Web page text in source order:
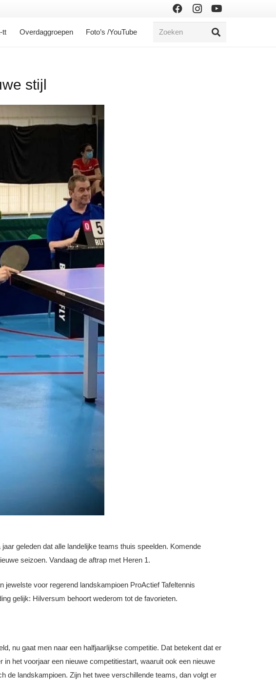
tt Overdaggroepen Foto’s /YouTube
stijl
geleden dat alle landelijke teams thuis speelden. Komende
seizoen. Vandaag de aftrap met Heren 1.
voor regerend landskampioen ProActief Tafeltennis
gelijk: Hilversum behoort wederom tot de favorieten.
nu gaat men naar een halfjaarlijkse competitie. Dat betekent dat er
het voorjaar een nieuwe competitiestart, waaruit ook een nieuwe
de landskampioen. Zijn het twee verschillende teams, dan volgt er